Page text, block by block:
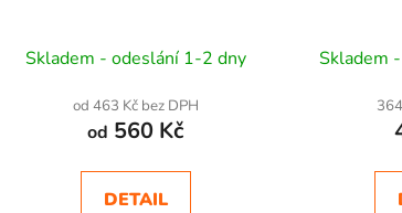
Skladem - odeslání 1-2 dny
od 463 Kč bez DPH
od 560 Kč
DETAIL
Skladem